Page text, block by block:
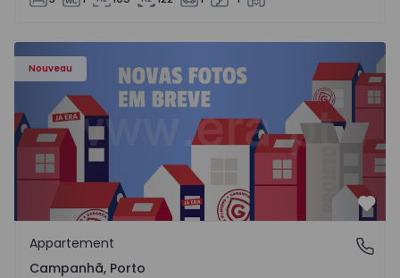
Nouveau
Appartement T3 Porto, Campanhã - 1575504 - 1
Campanhã, Porto
Appartement
Campanhã, Porto